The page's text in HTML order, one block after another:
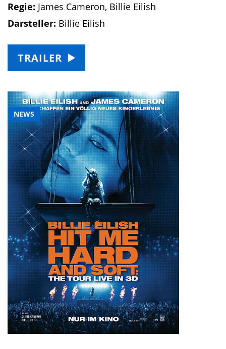
NEWS
Regie: James Cameron, Billie Eilish
Darsteller: Billie Eilish
TRAILER